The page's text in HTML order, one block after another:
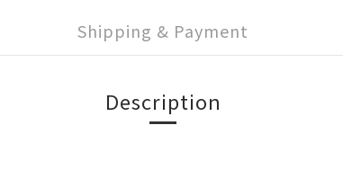
Shipping & Payment
Description